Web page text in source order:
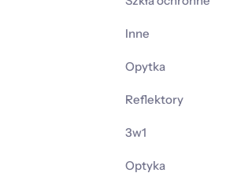
Inne
Opytka
Reflektory
3w1
Optyka